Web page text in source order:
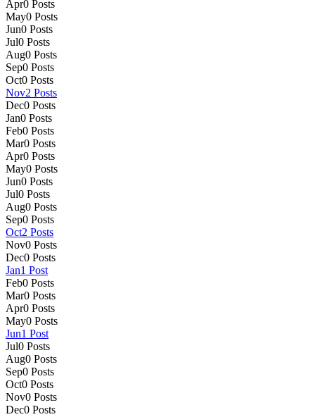
Apr0 Posts
May0 Posts
Jun0 Posts
Jul0 Posts
Aug0 Posts
Sep0 Posts
Oct0 Posts
Nov2 Posts
Dec0 Posts
Jan0 Posts
Feb0 Posts
Mar0 Posts
Apr0 Posts
May0 Posts
Jun0 Posts
Jul0 Posts
Aug0 Posts
Sep0 Posts
Oct2 Posts
Nov0 Posts
Dec0 Posts
Jan1 Post
Feb0 Posts
Mar0 Posts
Apr0 Posts
May0 Posts
Jun1 Post
Jul0 Posts
Aug0 Posts
Sep0 Posts
Oct0 Posts
Nov0 Posts
Dec0 Posts